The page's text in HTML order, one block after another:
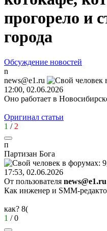
прогорело и
города
Обсуждение новостей
n
news@e1.ru
12:00, 02.06.2026
Оно работает в
Оригинал статьи
1 / 2
п
Партизан Бога
17:53, 02.06.2026
От пользователя news@e1.ru
Как инженер и SMM-
как? 8(
1 /0